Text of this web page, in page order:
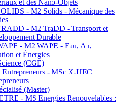
et des Nano-Objets
- M2 Solids - Mécanique des
- M2 TraDD - Transport et
Durable
- M2 WAPE - Eau, Air,
et Énergies
(CGE)
Entrepreneurs - MSc X-HEC
(Master)
- MS Energies Renouvelables :